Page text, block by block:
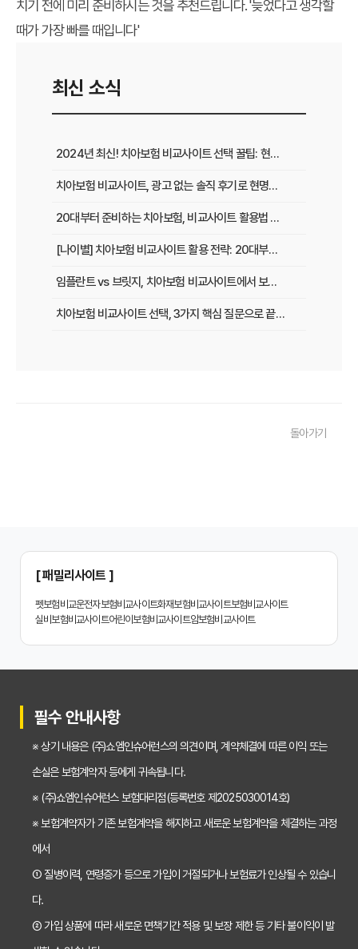
치기 전에 미리 준비하시는 것을 추천드립니다. '늦었다고 생각할
때가 가장 빠를 때입니다'
최신 소식
2024년 최신! 치아보험 비교사이트 선택 꿀팁: 현명한 가입 전략 완벽 분석
치아보험 비교사이트, 광고 없는 솔직 후기로 현명하게 선택하는 법
20대부터 준비하는 치아보험, 비교사이트 활용법 A to Z
[나이별] 치아보험 비교사이트 활용 전략: 20대부터 60대까지 맞춤 가이드
임플란트 vs 브릿지, 치아보험 비교사이트에서 보장 범위 꼼꼼하게 확인하는 꿀팁
치아보험 비교사이트 선택, 3가지 핵심 질문으로 끝내기
치아보험 비교사이트 똑똑하게 활용하는 3가지 꿀팁
치아보험 비교사이트 선택 전 반드시 알아야 할 5가지 핵심 질문
임플란트, 크라운 치료비 부담? 치아보험 비교사이트 활용법 및 보장꿀팁
2026년 치아보험, 가격 vs 보장! 비교 분석으로 나에게 딱 맞는 보험 찾기
치아보험 비교사이트 활용법: 숨겨진 보장까지 꼼꼼하게 찾는 꿀팁
돌아가기
[ 패밀리사이트 ]
펫보험비교운전자보험비교사이트화재보험비교사이트보험비교사이트
실비보험비교사이트어린이보험비교사이트암보험비교사이트
필수 안내사항
※ 상기 내용은 (주)쇼엠인슈어런스의 의견이며, 계약체결에 따른 이익 또는
손실은 보험계약자 등에게 귀속됩니다.
※ (주)쇼엠인슈어런스 보험대리점(등록번호 제2025030014호)
※ 보험계약자가 기존 보험계약을 해지하고 새로운 보험계약을 체결하는 과정
에서
① 질병이력, 연령증가 등으로 가입이 거절되거나 보험료가 인상될 수 있습니
다.
② 가입 상품에 따라 새로운 면책기간 적용 및 보장 제한 등 기타 불이익이 발